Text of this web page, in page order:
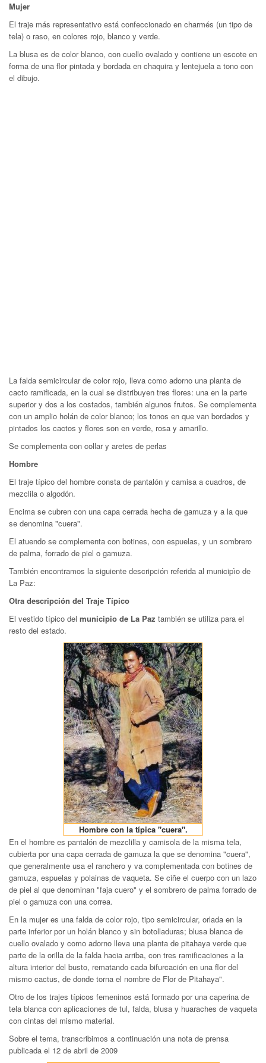
Mujer
El traje más representativo está confeccionado en charmés (un tipo de
tela) o raso, en colores rojo, blanco y verde.
La blusa es de color blanco, con cuello ovalado y contiene un escote en
forma de una flor pintada y bordada en chaquira y lentejuela a tono con
el dibujo.
La falda semicircular de color rojo, lleva como adorno una planta de
cacto ramificada, en la cual se distribuyen tres flores: una en la parte
superior y dos a los costados, también algunos frutos. Se complementa
con un amplio holán de color blanco; los tonos en que van bordados y
pintados los cactos y flores son en verde, rosa y amarillo.
Se complementa con collar y aretes de perlas
Hombre
El traje típico del hombre consta de pantalón y camisa a cuadros, de
mezclila o algodón.
Encima se cubren con una capa cerrada hecha de gamuza y a la que
se denomina "cuera".
El atuendo se complementa con botines, con espuelas, y un sombrero
de palma, forrado de piel o gamuza.
También encontramos la siguiente descripción referida al municipìo de
La Paz:
Otra descripción del Traje Típico
El vestido típico del municipio de La Paz también se utiliza para el
resto del estado.
Hombre con la típica "cuera".
En el hombre es pantalón de mezclilla y camisola de la misma tela,
cubierta por una capa cerrada de gamuza la que se denomina "cuera",
que generalmente usa el ranchero y va complementada con botines de
gamuza, espuelas y polainas de vaqueta. Se ciñe el cuerpo con un lazo
de piel al que denominan "faja cuero" y el sombrero de palma forrado de
piel o gamuza con una correa.
En la mujer es una falda de color rojo, tipo semicircular, orlada en la
parte inferior por un holán blanco y sin botolladuras; blusa blanca de
cuello ovalado y como adorno lleva una planta de pitahaya verde que
parte de la orilla de la falda hacia arriba, con tres ramificaciones a la
altura interior del busto, rematando cada bifurcación en una flor del
mismo cactus, de donde torna el nombre de Flor de Pitahaya".
Otro de los trajes típicos femeninos está formado por una caperina de
tela blanca con aplicaciones de tul, falda, blusa y huaraches de vaqueta
con cintas del mismo material.
Sobre el tema, transcribimos a continuación una nota de prensa
publicada el 12 de abril de 2009